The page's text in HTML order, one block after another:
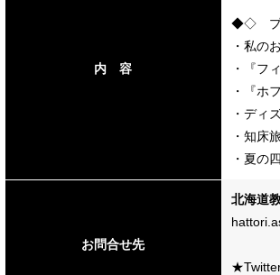
内 容
◆◇ プ
・私の
・『フ
・『ホ
・ディ
・知床
・夏
お問合せ先
北海道
★Twitter